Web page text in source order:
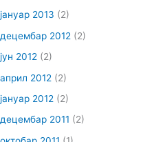
јануар 2013 (2)
децембар 2012 (2)
јун 2012 (2)
април 2012 (2)
јануар 2012 (2)
децембар 2011 (2)